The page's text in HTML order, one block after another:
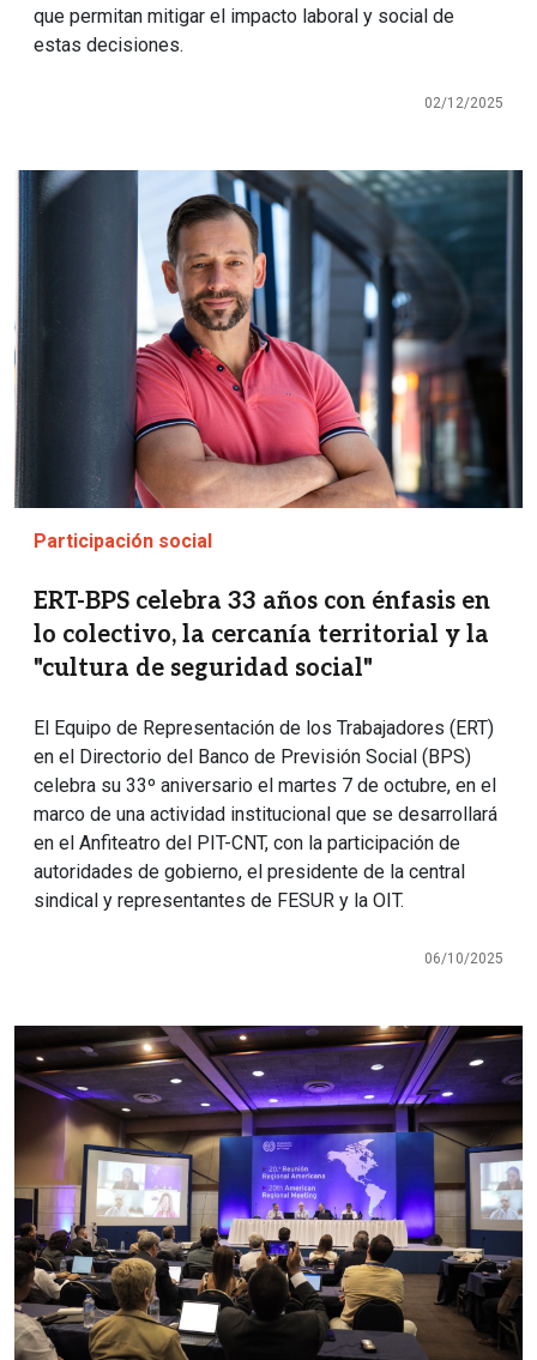
que permitan mitigar el impacto laboral y social de
estas decisiones.
02/12/2025
Imagen
Participación social
ERT-BPS celebra 33 años con énfasis en
lo colectivo, la cercanía territorial y la
"cultura de seguridad social"
El Equipo de Representación de los Trabajadores (ERT)
en el Directorio del Banco de Previsión Social (BPS)
celebra su 33º aniversario el martes 7 de octubre, en el
marco de una actividad institucional que se desarrollará
en el Anfiteatro del PIT-CNT, con la participación de
autoridades de gobierno, el presidente de la central
sindical y representantes de FESUR y la OIT.
06/10/2025
Imagen